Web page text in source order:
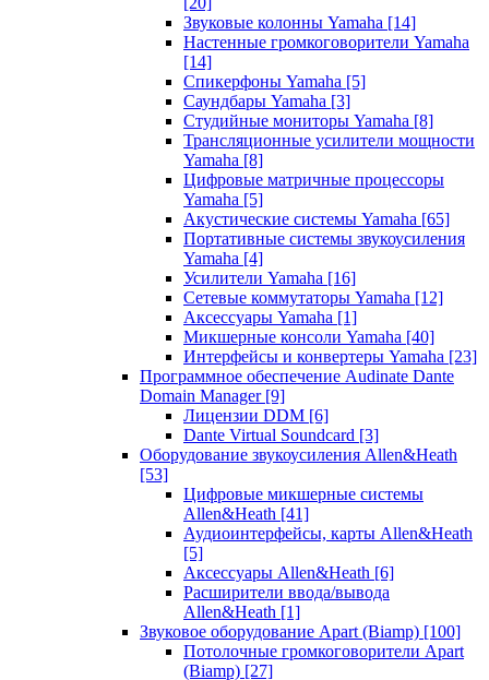
Звуковые колонны Yamaha [14]
Настенные громкоговорители Yamaha
[14]
Спикерфоны Yamaha [5]
Саундбары Yamaha [3]
Студийные мониторы Yamaha [8]
Трансляционные усилители мощности
Yamaha [8]
Цифровые матричные процессоры
Yamaha [5]
Акустические системы Yamaha [65]
Портативные системы звукоусиления
Yamaha [4]
Усилители Yamaha [16]
Сетевые коммутаторы Yamaha [12]
Аксессуары Yamaha [1]
Микшерные консоли Yamaha [40]
Интерфейсы и конвертеры Yamaha [23]
Программное обеспечение Audinate Dante
Domain Manager [9]
Лицензии DDM [6]
Dante Virtual Soundcard [3]
Оборудование звукоусиления Allen&Heath
[53]
Цифровые микшерные системы
Allen&Heath [41]
Аудиоинтерфейсы, карты Allen&Heath
[5]
Аксессуары Allen&Heath [6]
Расширители ввода/вывода
Allen&Heath [1]
Звуковое оборудование Apart (Biamp) [100]
Потолочные громкоговорители Apart
(Biamp) [27]